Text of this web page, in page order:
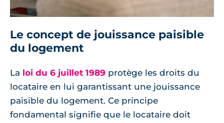
Le concept de jouissance paisible
du logement
La loi du 6 juillet 1989 protège les droits du
locataire en lui garantissant une jouissance
paisible du logement. Ce principe
fondamental signifie que le locataire doit